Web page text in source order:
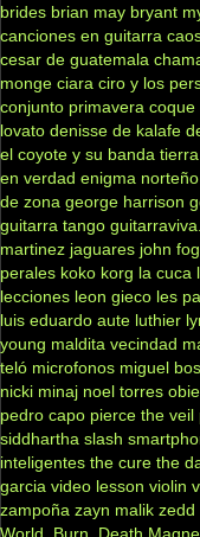
brides brian may bryant
canciones en guitarra
cesar de guatemala
monge ciara ciro y los
conjunto primavera coque
lovato denisse de kalafe
el coyote y su banda
en verdad enigma norteño
de zona george harrison
guitarra tango
martinez jaguares john
perales koko korg la cuca
lecciones leon gieco les
luis eduardo aute luthier
young maldita vecindad
teló microfonos miguel
nicki minaj noel torres
pedro capo pierce the veil
siddhartha slash
inteligentes the cure the
garcia video lesson violin
zampoña zayn malik zedd